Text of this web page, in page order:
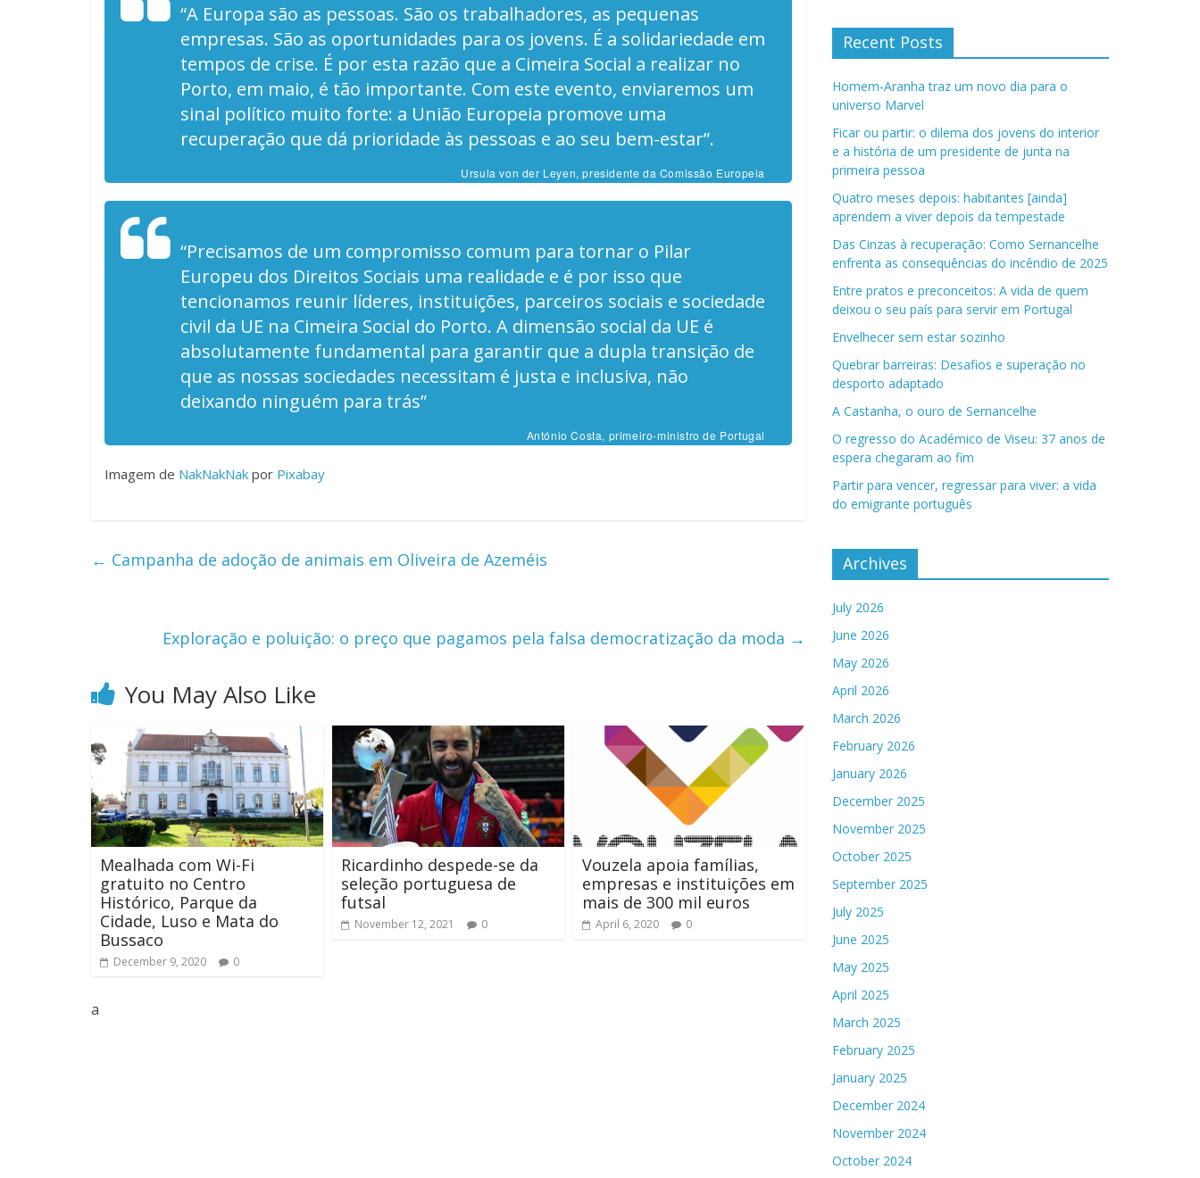
“A Europa são as pessoas. São os trabalhadores, as pequenas
empresas. São as oportunidades para os jovens. É a solidariedade em
tempos de crise. É por esta razão que a Cimeira Social a realizar no
Porto, em maio, é tão importante. Com este evento, enviaremos um
sinal político muito forte: a União Europeia promove uma
recuperação que dá prioridade às pessoas e ao seu bem-estar”.
Ursula von der Leyen, presidente da Comissão Europeia
“Precisamos de um compromisso comum para tornar o Pilar
Europeu dos Direitos Sociais uma realidade e é por isso que
tencionamos reunir líderes, instituições, parceiros sociais e sociedade
civil da UE na Cimeira Social do Porto. A dimensão social da UE é
absolutamente fundamental para garantir que a dupla transição de
que as nossas sociedades necessitam é justa e inclusiva, não
deixando ninguém para trás”
António Costa, primeiro-ministro de Portugal
Imagem de NakNakNak por Pixabay
← Campanha de adoção de animais em Oliveira de Azeméis
Exploração e poluição: o preço que pagamos pela falsa democratização da moda →
You May Also Like
Mealhada com Wi-Fi
gratuito no Centro
Histórico, Parque da
Cidade, Luso e Mata do
Bussaco
December 9, 2020 0
Ricardinho despede-se da
seleção portuguesa de
futsal
November 12, 2021 0
Vouzela apoia famílias,
empresas e instituições em
mais de 300 mil euros
April 6, 2020 0
a
Recent Posts
Homem-Aranha traz um novo dia para o
universo Marvel
Ficar ou partir: o dilema dos jovens do interior
e a história de um presidente de junta na
primeira pessoa
Quatro meses depois: habitantes [ainda]
aprendem a viver depois da tempestade
Das Cinzas à recuperação: Como Sernancelhe
enfrenta as consequências do incêndio de 2025
Entre pratos e preconceitos: A vida de quem
deixou o seu país para servir em Portugal
Envelhecer sem estar sozinho
Quebrar barreiras: Desafios e superação no
desporto adaptado
A Castanha, o ouro de Sernancelhe
O regresso do Académico de Viseu: 37 anos de
espera chegaram ao fim
Partir para vencer, regressar para viver: a vida
do emigrante português
Archives
July 2026
June 2026
May 2026
April 2026
March 2026
February 2026
January 2026
December 2025
November 2025
October 2025
September 2025
July 2025
June 2025
May 2025
April 2025
March 2025
February 2025
January 2025
December 2024
November 2024
October 2024